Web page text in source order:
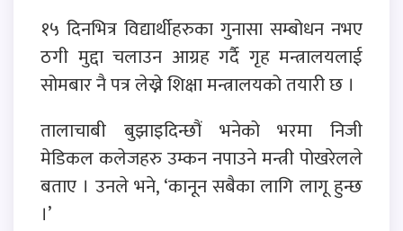
१५ दिनभित्र विद्यार्थीहरुका गुनासा सम्बोधन नभए
ठगी मुद्दा चलाउन आग्रह गर्दै गृह मन्त्रालयलाई
सोमबार नै पत्र लेख्ने शिक्षा मन्त्रालयको तयारी छ ।
तालाचाबी बुझाइदिन्छौं भनेको भरमा निजी
मेडिकल कलेजहरु उम्कन नपाउने मन्त्री पोखरेलले
बताए । उनले भने, ‘कानून सबैका लागि लागू हुन्छ
।’